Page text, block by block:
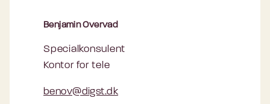
Benjamin Overvad
Specialkonsulent
Kontor for tele
benov@digst.dk